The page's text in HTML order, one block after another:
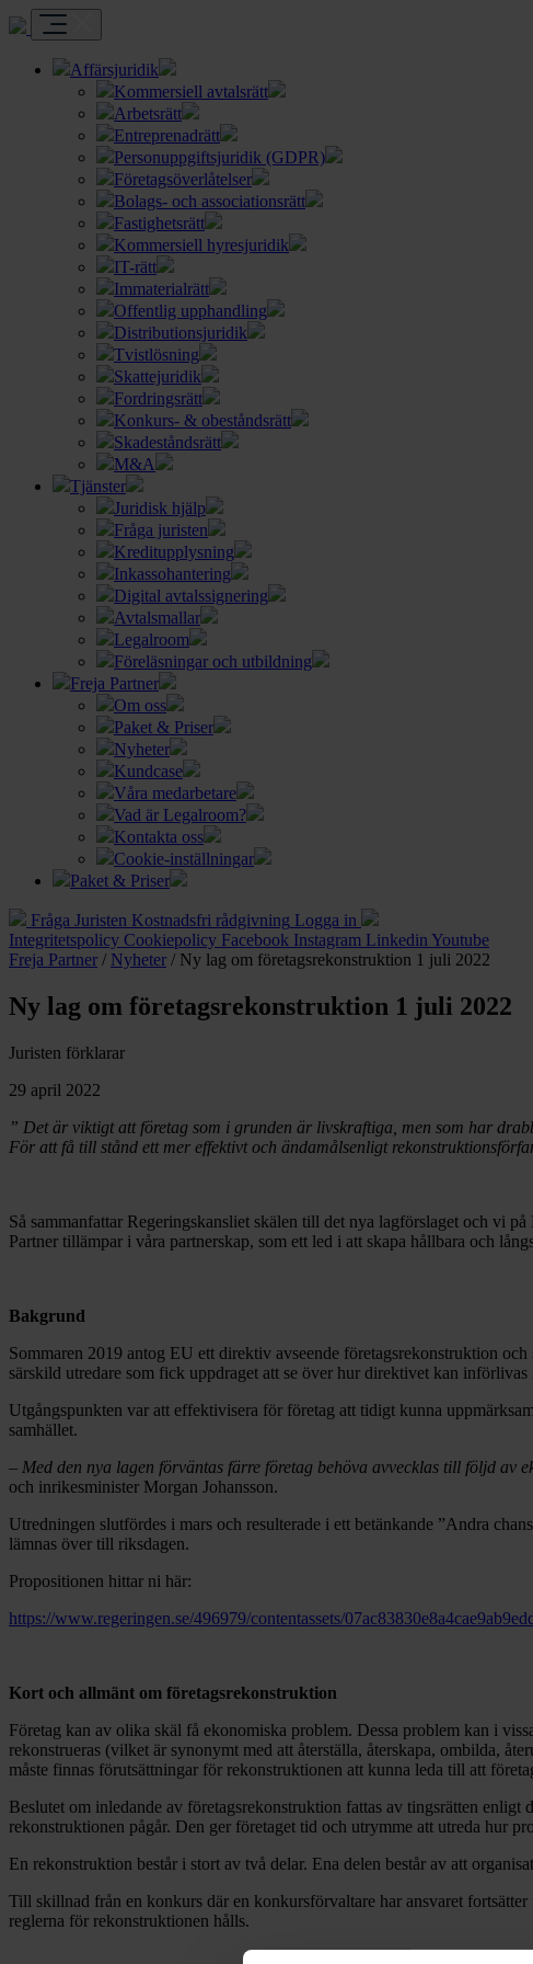
Affärsjuridik
Kommersiell avtalsrätt
Arbetsrätt
Entreprenadrätt
Personuppgiftsjuridik (GDPR)
Företagsöverlåtelser
Bolags- och associationsrätt
Fastighetsrätt
Kommersiell hyresjuridik
IT-rätt
Immaterialrätt
Offentlig upphandling
Distributionsjuridik
Tvistlösning
Skattejuridik
Fordringsrätt
Konkurs- & obeståndsrätt
Skadeståndsrätt
M&A
Tjänster
Juridisk hjälp
Fråga juristen
Kreditupplysning
Inkassohantering
Digital avtalssignering
Avtalsmallar
Legalroom
Föreläsningar och utbildning
Freja Partner
Om oss
Paket & Priser
Nyheter
Kundcase
Våra medarbetare
Vad är Legalroom?
Kontakta oss
Cookie-inställningar
Paket & Priser
Fråga Juristen Kostnadsfri rådgivning Logga in
Integritetspolicy Cookiepolicy Facebook Instagram Linkedin Youtube
Freja Partner / Nyheter / Ny lag om företagsrekonstruktion 1 juli 2022
Ny lag om företagsrekonstruktion 1 juli 2022
Juristen förklarar
29 april 2022
” Det är viktigt att företag som i grunden är livskraftiga, men som har
För att få till stånd ett mer effektivt och ändamålsenligt
Så sammanfattar Regeringskansliet skälen till det nya lagförslaget och vi
Partner tillämpar i våra partnerskap, som ett led i att skapa hållbara och
Bakgrund
Sommaren 2019 antog EU ett direktiv avseende företagsrekonstruktion
särskild utredare som fick uppdraget att se över hur direktivet kan
Utgångspunkten var att effektivisera för företag att tidigt kunna
samhället.
– Med den nya lagen förväntas färre företag behöva avvecklas till följd av
och inrikesminister Morgan Johansson.
Utredningen slutfördes i mars och resulterade i ett betänkande ”Andra
lämnas över till riksdagen.
Propositionen hittar ni här:
https://www.regeringen.se/496979/contentassets/
Kort och allmänt om företagsrekonstruktion
Företag kan av olika skäl få ekonomiska problem. Dessa problem kan i
rekonstrueras (vilket är synonymt med att återställa, återskapa, ombilda,
måste finnas förutsättningar för rekonstruktionen att kunna leda till att
Beslutet om inledande av företagsrekonstruktion fattas av tingsrätten
rekonstruktionen pågår. Den ger företaget tid och utrymme att utreda hur
En rekonstruktion består i stort av två delar. Ena delen består av att
Till skillnad från en konkurs där en konkursförvaltare har ansvaret
reglerna för rekonstruktionen hålls.